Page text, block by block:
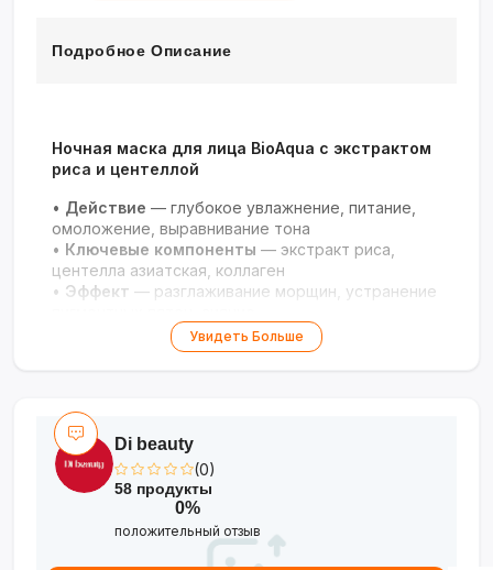
Подробное Описание
Ночная маска для лица BioAqua с экстрактом
риса и центеллой
• Действие — глубокое увлажнение, питание,
омоложение, выравнивание тона
• Ключевые компоненты — экстракт риса,
центелла азиатская, коллаген
• Эффект — разглаживание морщин, устранение
— для всех типов, особенно для
сухой и чувствительной
Увидеть Больше
Di beauty
(0)
58 продукты
0%
положительный отзыв